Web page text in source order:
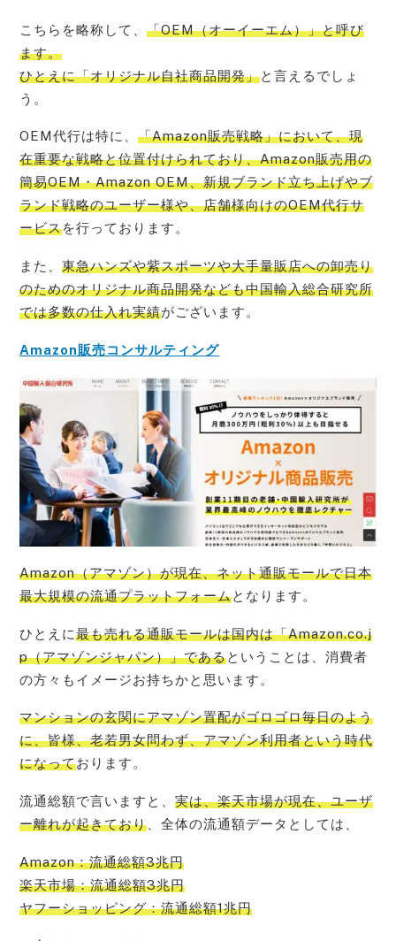
こちらを略称して、「OEM（オーイーエム）」と呼び
ます。
ひとえに「オリジナル自社商品開発」と言えるでしょ
う。
OEM代行は特に、「Amazon販売戦略」において、現
在重要な戦略と位置付けられており、Amazon販売用の
簡易OEM・Amazon OEM、新規ブランド立ち上げやブ
ランド戦略のユーザー様や、店舗様向けのOEM代行サ
ービスを行っております。
また、東急ハンズや紫スポーツや大手量販店への卸売り
のためのオリジナル商品開発なども中国輸入総合研究所
では多数の仕入れ実績がございます。
Amazon販売コンサルティング
Amazon（アマゾン）が現在、ネット通販モールで日本
最大規模の流通プラットフォームとなります。
ひとえに最も売れる通販モールは国内は「Amazon.co.j
p（アマゾンジャパン）」であるということは、消費者
の方々もイメージお持ちかと思います。
マンションの玄関にアマゾン置配がゴロゴロ毎日のよう
に、皆様、老若男女問わず、アマゾン利用者という時代
になっております。
流通総額で言いますと、実は、楽天市場が現在、ユーザ
ー離れが起きており 、全体の流通額データとしては、
Amazon：流通総額3兆円
楽天市場：流通総額3兆円
ヤフーショッピング：流通総額1兆円